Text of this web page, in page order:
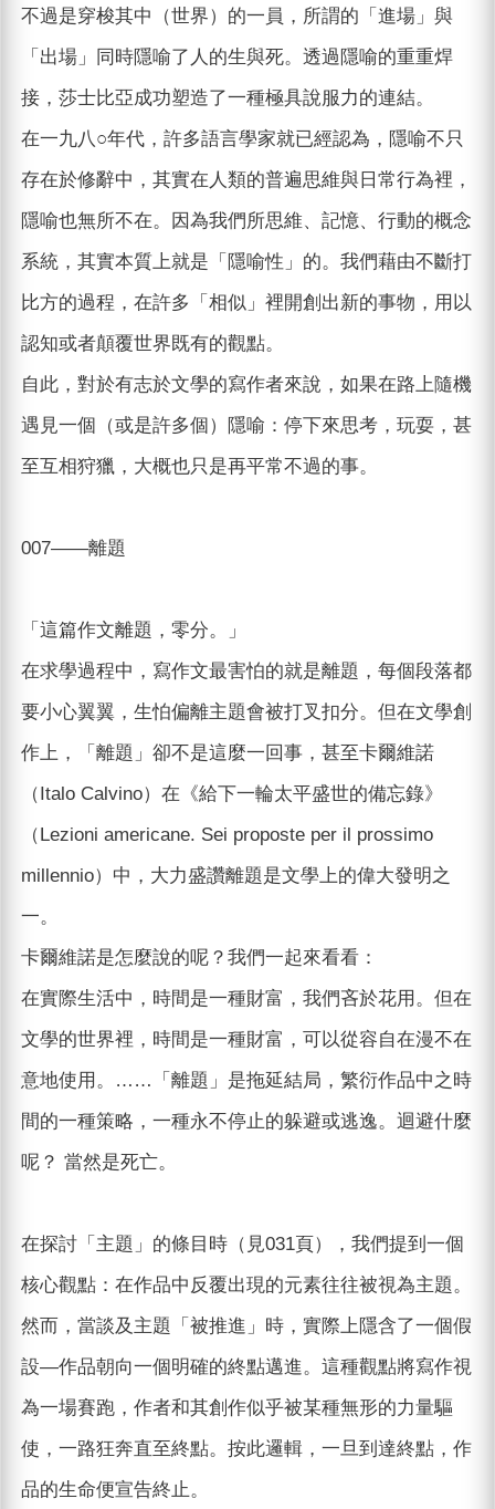
不過是穿梭其中（世界）的一員，所謂的「進場」與
「出場」同時隱喻了人的生與死。透過隱喻的重重焊
接，莎士比亞成功塑造了一種極具說服力的連結。
在一九八○年代，許多語言學家就已經認為，隱喻不只
存在於修辭中，其實在人類的普遍思維與日常行為裡，
隱喻也無所不在。因為我們所思維、記憶、行動的概念
系統，其實本質上就是「隱喻性」的。我們藉由不斷打
比方的過程，在許多「相似」裡開創出新的事物，用以
認知或者顛覆世界既有的觀點。
自此，對於有志於文學的寫作者來說，如果在路上隨機
遇見一個（或是許多個）隱喻：停下來思考，玩耍，甚
至互相狩獵，大概也只是再平常不過的事。
007——離題
「這篇作文離題，零分。」
在求學過程中，寫作文最害怕的就是離題，每個段落都
要小心翼翼，生怕偏離主題會被打叉扣分。但在文學創
作上，「離題」卻不是這麼一回事，甚至卡爾維諾
（Italo Calvino）在《給下一輪太平盛世的備忘錄》
（Lezioni americane. Sei proposte per il prossimo
millennio）中，大力盛讚離題是文學上的偉大發明之
一。
卡爾維諾是怎麼說的呢？我們一起來看看：
在實際生活中，時間是一種財富，我們吝於花用。但在
文學的世界裡，時間是一種財富，可以從容自在漫不在
意地使用。……「離題」是拖延結局，繁衍作品中之時
間的一種策略，一種永不停止的躲避或逃逸。迴避什麼
呢？ 當然是死亡。
在探討「主題」的條目時（見031頁），我們提到一個
核心觀點：在作品中反覆出現的元素往往被視為主題。
然而，當談及主題「被推進」時，實際上隱含了一個假
設—作品朝向一個明確的終點邁進。這種觀點將寫作視
為一場賽跑，作者和其創作似乎被某種無形的力量驅
使，一路狂奔直至終點。按此邏輯，一旦到達終點，作
品的生命便宣告終止。